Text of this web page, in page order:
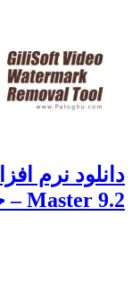
Master 9.2 – حذف واترمارک از ویدیو